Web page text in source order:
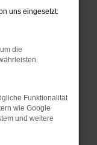
japanischen
Wartung &
dafür sorgen,
zu
Wartung &
und schauen
uns eingesetzt:
die
Funktionalität
wie Google
und weitere